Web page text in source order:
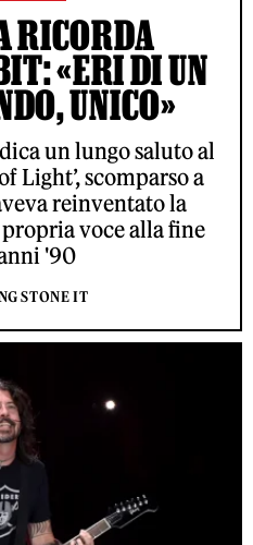
RICORDA
«ERI DI UN
UNICO»
un lungo saluto al
Light’, scomparso a
reinventato la
voce alla fine
'90
STONE IT